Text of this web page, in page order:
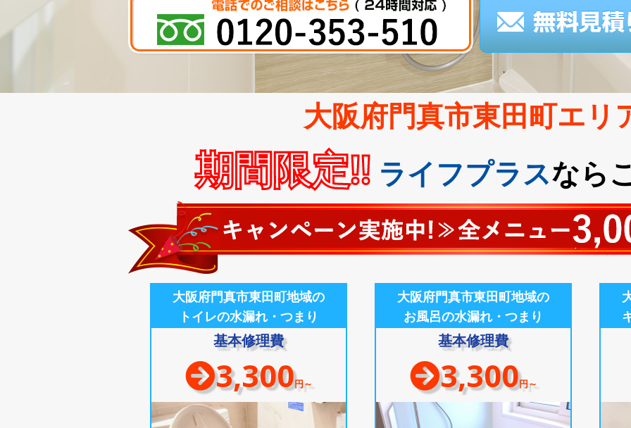
大阪府門真市東田町エリ
期間限定!! ライフプラスなら
大阪府門真市東田町地域の
トイレの水漏れ・つまり
基本修理費
3,300円～
大阪府門真市東田町地域の
お風呂の水漏れ・つまり
基本修理費
3,300円～